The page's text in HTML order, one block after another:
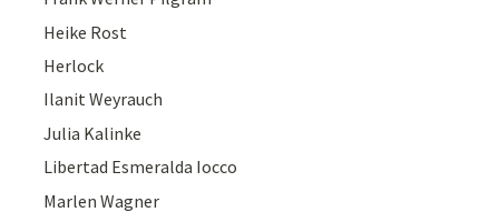
Heike Rost
Herlock
Ilanit Weyrauch
Julia Kalinke
Libertad Esmeralda Iocco
Marlen Wagner